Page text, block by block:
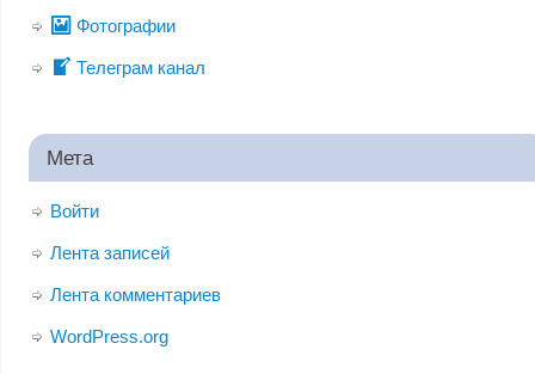
Фотографии
Телеграм канал
Мета
Войти
Лента записей
Лента комментариев
WordPress.org